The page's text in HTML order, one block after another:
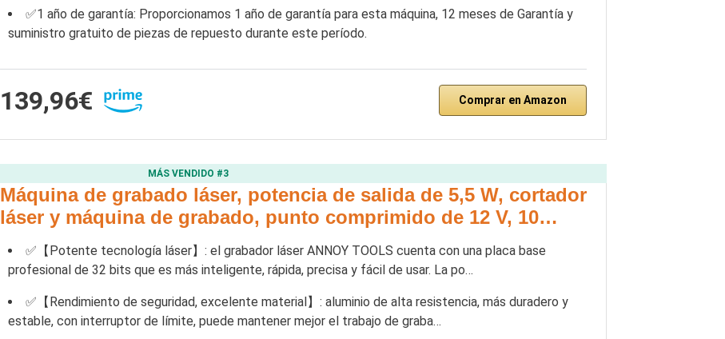
✅1 año de garantía: Proporcionamos 1 año de garantía para esta máquina, 12 meses de Garantía y
suministro gratuito de piezas de repuesto durante este período.
139,96€ Comprar en Amazon
MÁS VENDIDO #3
Máquina de grabado láser, potencia de salida de 5,5 W, cortador
láser y máquina de grabado, punto comprimido de 12 V, 10…
✅【Potente tecnología láser】: el grabador láser ANNOY TOOLS cuenta con una placa base
profesional de 32 bits que es más inteligente, rápida, precisa y fácil de usar. La po…
✅【Rendimiento de seguridad, excelente material】: aluminio de alta resistencia, más duradero y
estable, con interruptor de límite, puede mantener mejor el trabajo de graba…